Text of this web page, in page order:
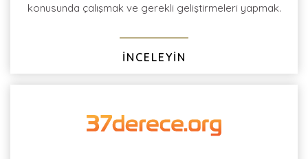
konusunda çalışmak ve gerekli geliştirmeleri yapmak.
İNCELEYİN